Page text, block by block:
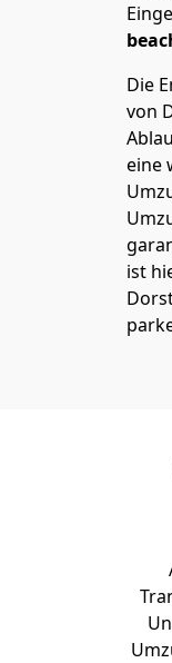
Die
von
eine
ist